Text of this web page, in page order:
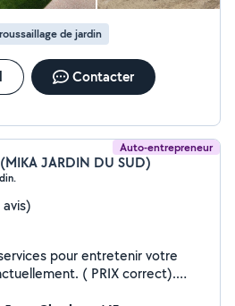
de jardin
Contacter
Auto-entrepreneur
JARDIN DU SUD)
pour entretenir votre
( PRIX correct).